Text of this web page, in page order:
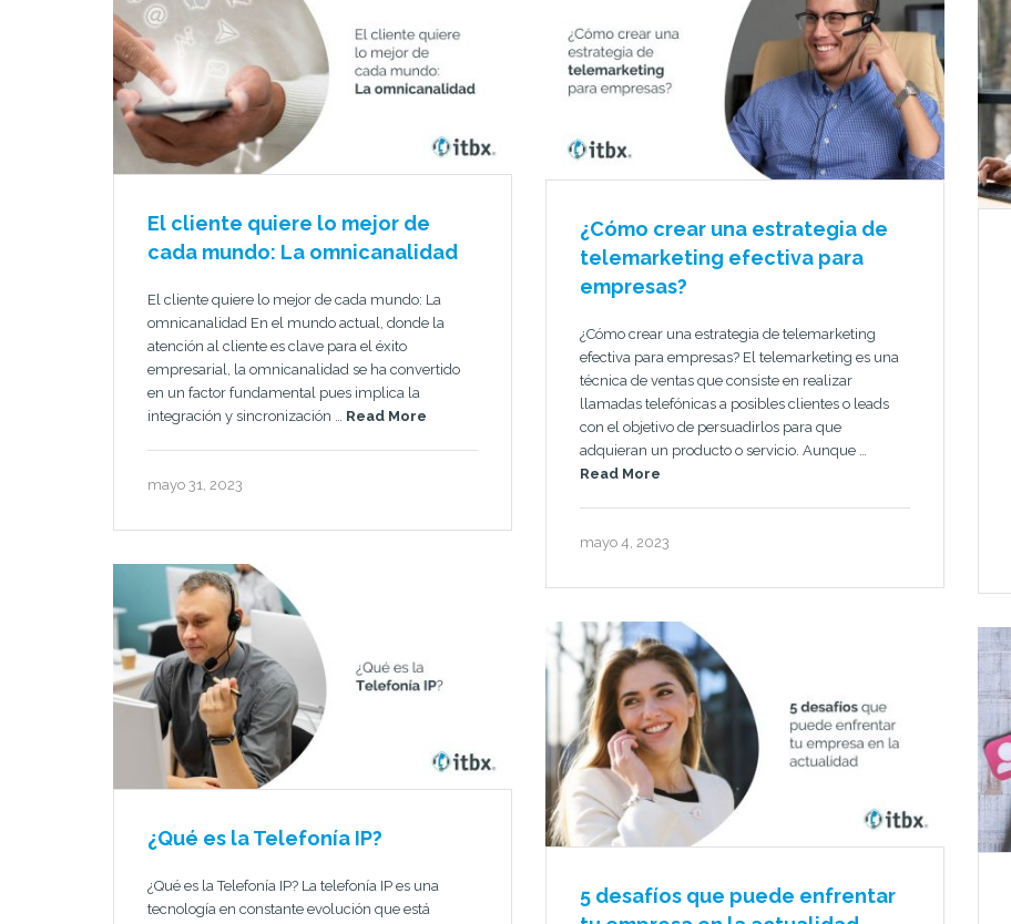
El cliente quiere lo mejor de
cada mundo: La omnicanalidad
El cliente quiere lo mejor de cada mundo: La
omnicanalidad En el mundo actual, donde la
atención al cliente es clave para el éxito
empresarial, la omnicanalidad se ha convertido
en un factor fundamental pues implica la
integración y sincronización … Read More
mayo 31, 2023
¿Cómo crear una estrategia de
telemarketing efectiva para
empresas?
¿Cómo crear una estrategia de telemarketing
efectiva para empresas? El telemarketing es una
técnica de ventas que consiste en realizar
llamadas telefónicas a posibles clientes o leads
con el objetivo de persuadirlos para que
adquieran un producto o servicio. Aunque …
Read More
mayo 4, 2023
¿Qué es la Telefonía IP?
¿Qué es la Telefonía IP? La telefonía IP es una
tecnología en constante evolución que está
5 desafíos que puede enfrentar